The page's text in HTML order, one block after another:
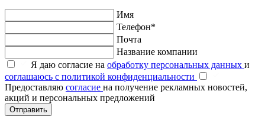
Имя
Телефон*
Почта
Название компании
Я даю согласие на обработку персональных данных и
соглашаюсь с политикой конфиденциальности
Предоставляю согласие на получение рекламных новостей,
акций и персональных предложений
Отправить